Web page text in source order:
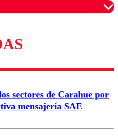
para garantizar un
sectores de Carahue por
mensajería SAE